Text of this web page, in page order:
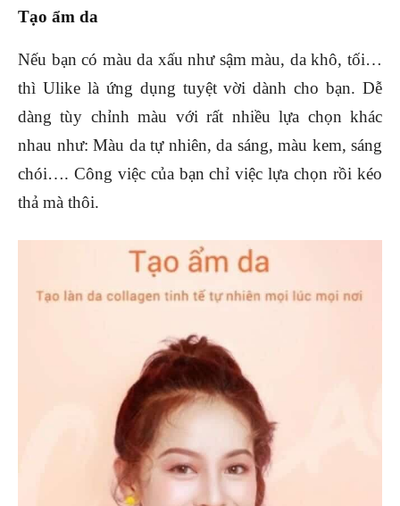
Tạo ẩm da
Nếu bạn có màu da xấu như sậm màu, da khô, tối…
thì Ulike là ứng dụng tuyệt vời dành cho bạn. Dễ
dàng tùy chỉnh màu với rất nhiều lựa chọn khác
nhau như: Màu da tự nhiên, da sáng, màu kem, sáng
chói…. Công việc của bạn chỉ việc lựa chọn rồi kéo
thả mà thôi.